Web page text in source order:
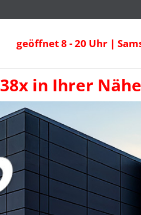
geöffnet 8 - 20 Uhr |
38x in Ihrer Nähe